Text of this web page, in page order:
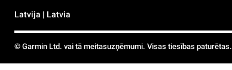
Latvija | Latvia
© Garmin Ltd. vai tā meitasuzņēmumi. Visas tiesības paturētas.